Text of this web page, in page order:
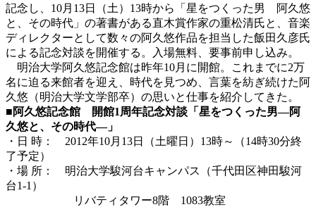
記念し、10月13日（土）13時から「星をつくった男 阿久悠
と、その時代」の著書がある直木賞作家の重松清氏と、音楽
ディレクターとして数々の阿久悠作品を担当した飯田久彦氏
による記念対談を開催する。入場無料、要事前申し込み。
明治大学阿久悠記念館は昨年10月に開館。これまでに2万
名に迫る来館者を迎え、時代を見つめ、言葉を紡ぎ続けた阿
久悠（明治大学文学部卒）の思いと仕事を紹介してきた。
■阿久悠記念館 開館1周年記念対談「星をつくった男―阿
久悠と、その時代―」
・日 時： 2012年10月13日（土曜日）13時～（14時30分終
了予定）
・場 所： 明治大学駿河台キャンパス（千代田区神田駿河
台1-1）
リバティタワー8階 1083教室